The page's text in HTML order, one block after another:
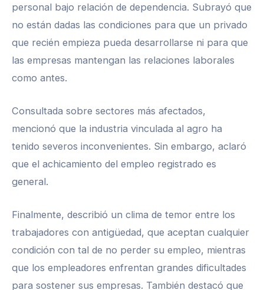
personal bajo relación de dependencia. Subrayó que
no están dadas las condiciones para que un privado
que recién empieza pueda desarrollarse ni para que
las empresas mantengan las relaciones laborales
como antes.
Consultada sobre sectores más afectados,
mencionó que la industria vinculada al agro ha
tenido severos inconvenientes. Sin embargo, aclaró
que el achicamiento del empleo registrado es
general.
Finalmente, describió un clima de temor entre los
trabajadores con antigüedad, que aceptan cualquier
condición con tal de no perder su empleo, mientras
que los empleadores enfrentan grandes dificultades
para sostener sus empresas. También destacó que